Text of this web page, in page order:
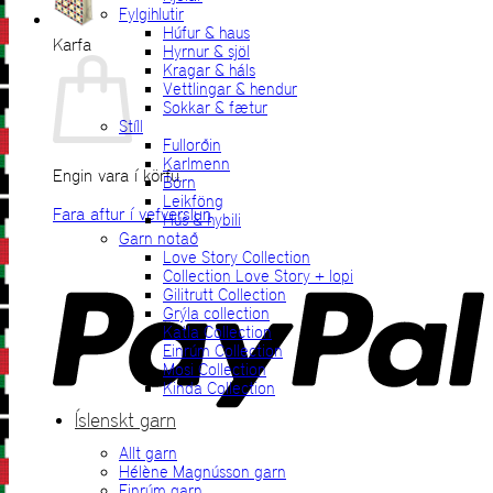
Karfa
Engin vara í körfu.
Fara aftur í vefverslun
Fylgihlutir
Húfur & haus
Hyrnur & sjöl
Kragar & háls
Vettlingar & hendur
Sokkar & fætur
Stíll
Fullorðin
Karlmenn
Börn
Leikföng
Hús & hybili
Garn notað
Love Story Collection
Collection Love Story + lopi
Gilitrutt Collection
Grýla collection
Katla Collection
Einrúm Collection
Mosi Collection
Kinda Collection
Íslenskt garn
Allt garn
Hélène Magnússon garn